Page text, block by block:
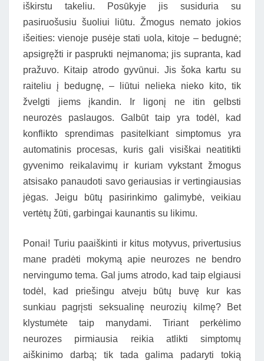
iškirstu takeliu. Posūkyje jis susiduria su
pasiruošusiu šuoliui liūtu. Žmogus nemato jokios
išeities: vienoje pusėje stati uola, kitoje – bedugnė;
apsigręžti ir pasprukti neįmanoma; jis supranta, kad
pražuvo. Kitaip atrodo gyvūnui. Jis šoka kartu su
raiteliu į bedugnę, – liūtui nelieka nieko kito, tik
žvelgti jiems įkandin. Ir ligonį ne itin gelbsti
neurozės paslaugos. Galbūt taip yra todėl, kad
konflikto sprendimas pasitelkiant simptomus yra
automatinis procesas, kuris gali visiškai neatitikti
gyvenimo reikalavimų ir kuriam vykstant žmogus
atsisako panaudoti savo geriausias ir vertingiausias
jėgas. Jeigu būtų pasirinkimo galimybė, veikiau
vertėtų žūti, garbingai kaunantis su likimu.
Ponai! Turiu paaiškinti ir kitus motyvus, privertusius
mane pradėti mokymą apie neurozes ne bendro
nervingumo tema. Gal jums atrodo, kad taip elgiausi
todėl, kad priešingu atveju būtų buvę kur kas
sunkiau pagrįsti seksualinę neurozių kilmę? Bet
klystumėte taip manydami. Tiriant perkėlimo
neurozes pirmiausia reikia atlikti simptomų
aiškinimo darbą; tik tada galima padaryti tokią